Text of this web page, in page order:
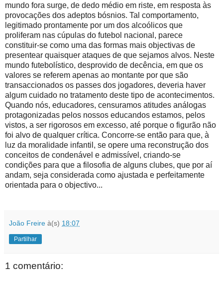
mundo fora surge, de dedo médio em riste, em resposta às
provocações dos adeptos bósnios. Tal comportamento,
legitimado prontamente por um dos alcoólicos que
proliferam nas cúpulas do futebol nacional, parece
constituir-se como uma das formas mais objectivas de
presentear quaisquer ataques de que sejamos alvos. Neste
mundo futebolístico, desprovido de decência, em que os
valores se referem apenas ao montante por que são
transaccionados os passes dos jogadores, deveria haver
algum cuidado no tratamento deste tipo de acontecimentos.
Quando nós, educadores, censuramos atitudes análogas
protagonizadas pelos nossos educandos estamos, pelos
vistos, a ser rigorosos em excesso, até porque o figurão não
foi alvo de qualquer crítica. Concorre-se então para que, à
luz da moralidade infantil, se opere uma reconstrução dos
conceitos de condenável e admissível, criando-se
condições para que a filosofia de alguns clubes, que por aí
andam, seja considerada como ajustada e perfeitamente
orientada para o objectivo...
João Freire à(s) 18:07
Partilhar
1 comentário: